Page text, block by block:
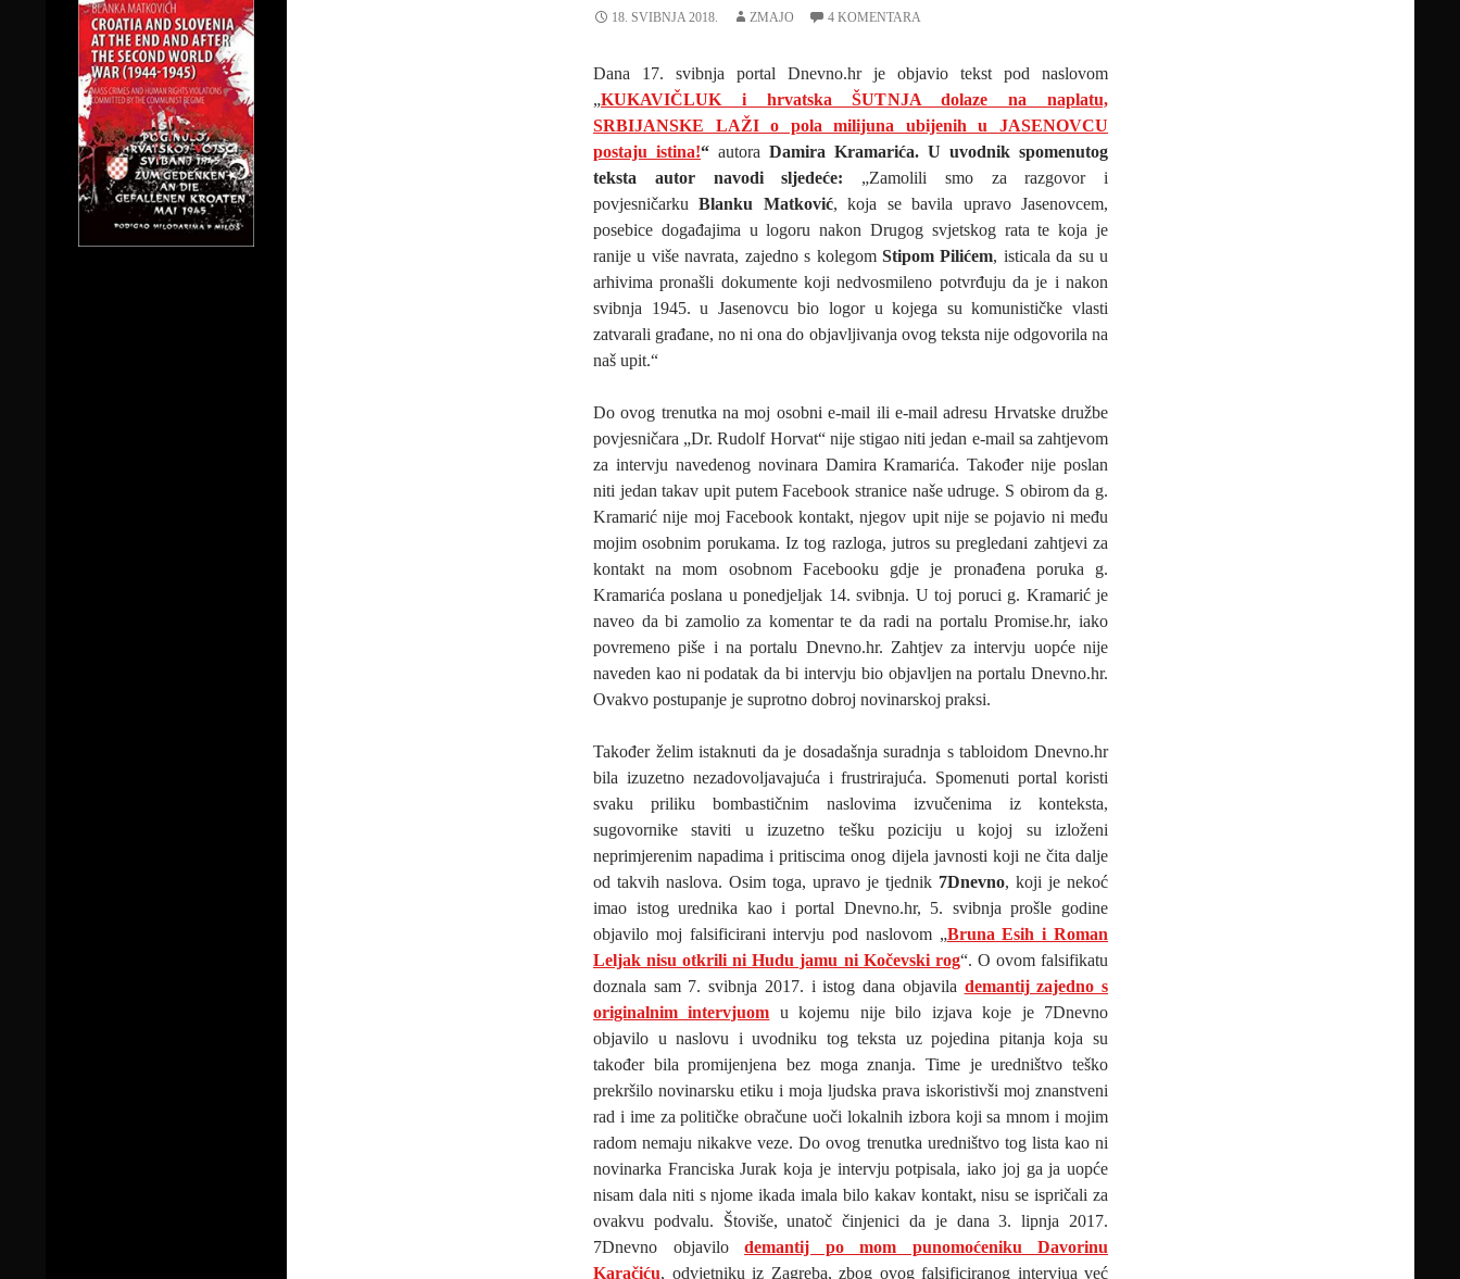
18. SVIBNJA 2018. ZMAJO 4 KOMENTARA
Dana 17. svibnja portal Dnevno.hr je objavio tekst pod naslovom
„KUKAVIČLUK i hrvatska ŠUTNJA dolaze na naplatu,
SRBIJANSKE LAŽI o pola milijuna ubijenih u JASENOVCU
postaju istina!“ autora Damira Kramarića. U uvodnik spomenutog
teksta autor navodi sljedeće: „Zamolili smo za razgovor i
povjesničarkuBlanku Matković, koja se bavila upravo Jasenovcem,
posebice događajima u logoru nakon Drugog svjetskog rata te koja je
ranije u više navrata, zajedno s kolegom Stipom Pilićem, isticala da su u
arhivima pronašli dokumente koji nedvosmileno potvrđuju da je i nakon
svibnja 1945. u Jasenovcu bio logor u kojega su komunističke vlasti
zatvarali građane, no ni ona do objavljivanja ovog teksta nije odgovorila na
naš upit.“
Do ovog trenutka na moj osobni e-mail ili e-mail adresu Hrvatske družbe
povjesničara „Dr. Rudolf Horvat“ nije stigao niti jedan e-mail sa zahtjevom
za intervju navedenog novinara Damira Kramarića. Također nije poslan
niti jedan takav upit putem Facebook stranice naše udruge. S obirom da g.
Kramarić nije moj Facebook kontakt, njegov upit nije se pojavio ni među
mojim osobnim porukama. Iz tog razloga, jutros su pregledani zahtjevi za
kontakt na mom osobnom Facebooku gdje je pronađena poruka g.
Kramarića poslana u ponedjeljak 14. svibnja. U toj poruci g. Kramarić je
naveo da bi zamolio za komentar te da radi na portalu Promise.hr, iako
povremeno piše i na portalu Dnevno.hr. Zahtjev za intervju uopće nije
naveden kao ni podatak da bi intervju bio objavljen na portalu Dnevno.hr.
Ovakvo postupanje je suprotno dobroj novinarskoj praksi.
Također želim istaknuti da je dosadašnja suradnja s tabloidom Dnevno.hr
bila izuzetno nezadovoljavajuća i frustrirajuća. Spomenuti portal koristi
svaku priliku bombastičnim naslovima izvučenima iz konteksta,
sugovornike staviti u izuzetno tešku poziciju u kojoj su izloženi
neprimjerenim napadima i pritiscima onog dijela javnosti koji ne čita dalje
od takvih naslova. Osim toga, upravo je tjednik 7Dnevno, koji je nekoć
imao istog urednika kao i portal Dnevno.hr, 5. svibnja prošle godine
objavilo moj falsificirani intervju pod naslovom „Bruna Esih i Roman
Leljak nisu otkrili ni Hudu jamu ni Kočevski rog“. O ovom falsifikatu
doznala sam 7. svibnja 2017. i istog dana objavila demantij zajedno s
originalnim intervjuom u kojemu nije bilo izjava koje je 7Dnevno
objavilo u naslovu i uvodniku tog teksta uz pojedina pitanja koja su
također bila promijenjena bez moga znanja. Time je uredništvo teško
prekršilo novinarsku etiku i moja ljudska prava iskoristivši moj znanstveni
rad i ime za političke obračune uoči lokalnih izbora koji sa mnom i mojim
radom nemaju nikakve veze. Do ovog trenutka uredništvo tog lista kao ni
novinarka Franciska Jurak koja je intervju potpisala, iako joj ga ja uopće
nisam dala niti s njome ikada imala bilo kakav kontakt, nisu se ispričali za
ovakvu podvalu. Štoviše, unatoč činjenici da je dana 3. lipnja 2017.
7Dnevno objavilo demantij po mom punomoćeniku Davorinu
Karačiću, odvjetniku iz Zagreba, zbog ovog falsificiranog intervjua već